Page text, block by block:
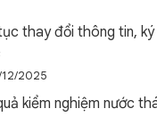
thay đổi thông tin,
2025
kiểm nghiệm nước